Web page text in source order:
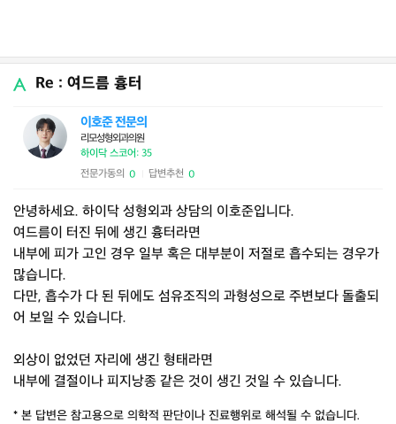
Re : 여드름 흉터
이호준 전문의
리모성형외과의원
하이닥 스코어: 35
전문가동의 0 답변추천 0
안녕하세요. 하이닥 성형외과 상담의 이호준입니다.
여드름이 터진 뒤에 생긴 흉터라면
내부에 피가 고인 경우 일부 혹은 대부분이 저절로 흡수되는 경우가
많습니다.
다만, 흡수가 다 된 뒤에도 섬유조직의 과형성으로 주변보다 돌출되
어 보일 수 있습니다.
외상이 없었던 자리에 생긴 형태라면
내부에 결절이나 피지낭종 같은 것이 생긴 것일 수 있습니다.
* 본 답변은 참고용으로 의학적 판단이나 진료행위로 해석될 수 없습니다.